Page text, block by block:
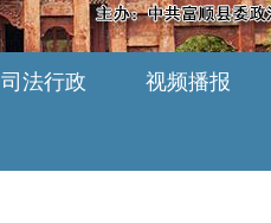
司法行政 视频播报